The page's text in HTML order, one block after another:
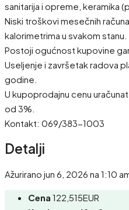
sanitarija i opreme, keramika
Niski troškovi mesečnih
kalorimetrima u svakom stanu.
Postoji ogućnost kupovine
Useljenje i završetak radova
godine.
U kupoprodajnu cenu
od 3%.
Kontakt: 069/383-1003
Detalji
Ažurirano jun 6, 2026 na 1:10
Cena 122,515EUR